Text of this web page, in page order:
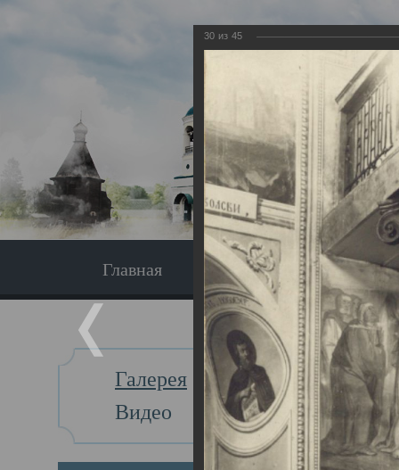
Главная Экскурсия
Галерея
Видео
Главная
30 из 45